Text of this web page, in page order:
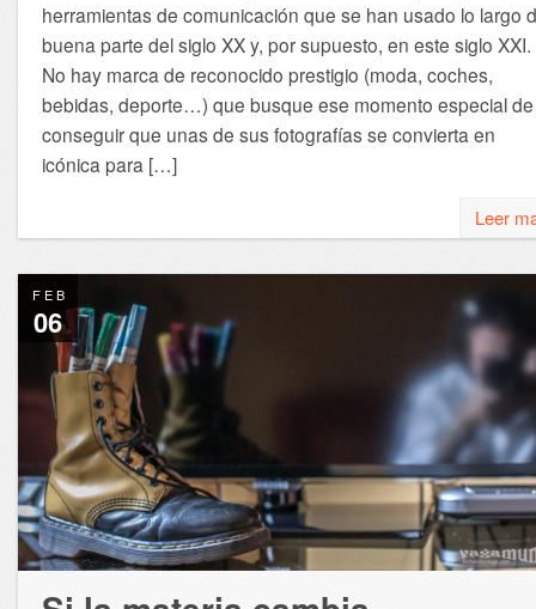
herramientas de comunicación que se han usado lo largo
buena parte del siglo XX y, por supuesto, en este siglo XXI.
No hay marca de reconocido prestigio (moda, coches,
bebidas, deporte…) que busque ese momento especial de
conseguir que unas de sus fotografías se convierta en
icónica para […]
Leer
FEB
06